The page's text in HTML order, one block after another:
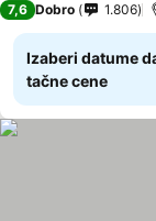
7,6 Dobro 1.806
Izaberi datume
tačne cene